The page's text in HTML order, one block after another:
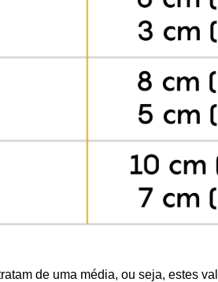
de uma média, ou seja, estes